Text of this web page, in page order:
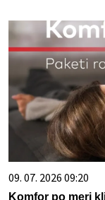
09. 07. 2026 09:20
Komfor po meri